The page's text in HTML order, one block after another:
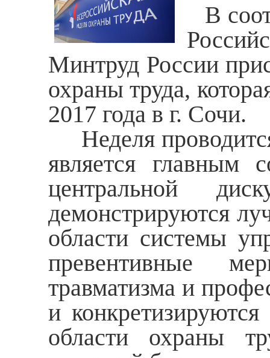
В
Минтруд России
охраны труда,
2017 года в г. Сочи.
Неделя
является главным
центральной
демонстрируются
области системы
превентивные
травматизма и
и
области охраны